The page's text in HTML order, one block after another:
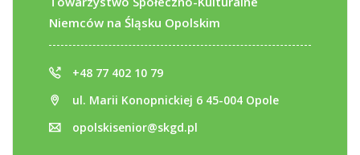
Niemców na Śląsku Opolskim
+48 77 402 10 79
ul. Marii Konopnickiej 6 45-004 Opole
opolskisenior@skgd.pl